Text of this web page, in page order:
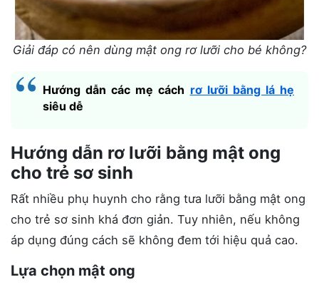
Giải đáp có nên dùng mật ong rơ lưỡi cho bé không?
Hướng dẫn các mẹ cách rơ lưỡi bằng lá hẹ
siêu dễ
Hướng dẫn rơ lưỡi bằng mật ong
cho trẻ sơ sinh
Rất nhiều phụ huynh cho rằng tưa lưỡi bằng mật ong
cho trẻ sơ sinh khá đơn giản. Tuy nhiên, nếu không
áp dụng đúng cách sẽ không đem tới hiệu quả cao.
Lựa chọn mật ong